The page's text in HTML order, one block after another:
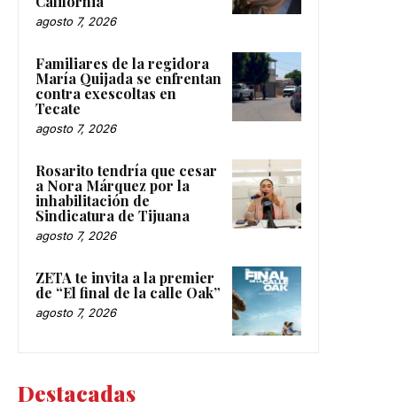
agosto 7, 2026
Familiares de la regidora
María Quijada se enfrentan
contra exescoltas en
Tecate
agosto 7, 2026
Rosarito tendría que cesar
a Nora Márquez por la
inhabilitación de
Sindicatura de Tijuana
agosto 7, 2026
ZETA te invita a la premier
de “El final de la calle Oak”
agosto 7, 2026
Destacadas